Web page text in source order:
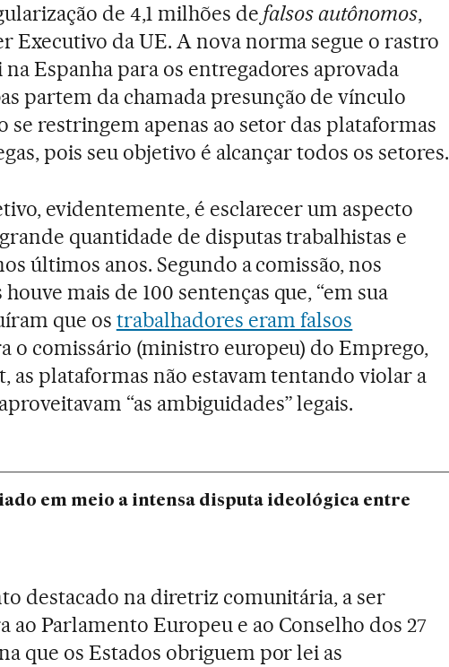
de 4,1 milhões de falsos autônomos,
Executivo da UE. A nova norma segue o rastro
Espanha para os entregadores aprovada
partem da chamada presunção de vínculo
se restringem apenas ao setor das plataformas
pois seu objetivo é alcançar todos os setores.
evidentemente, é esclarecer um aspecto
quantidade de disputas trabalhistas e
últimos anos. Segundo a comissão, nos
mais de 100 sentenças que, “em sua
que os trabalhadores eram falsos
o comissário (ministro europeu) do Emprego,
as plataformas não estavam tentando violar a
“as ambiguidades” legais.
em meio a intensa disputa ideológica entre
destacado na diretriz comunitária, a ser
ao Parlamento Europeu e ao Conselho dos 27
que os Estados obriguem por lei as